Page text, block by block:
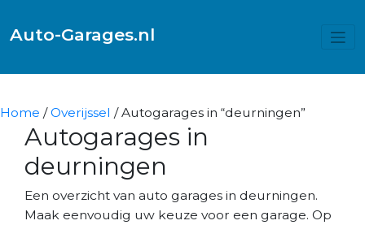
Auto-Garages.nl
Home /Overijssel / Autogarages in “deurningen”
Autogarages in
deurningen
Een overzicht van auto garages in deurningen.
Maak eenvoudig uw keuze voor een garage. Op